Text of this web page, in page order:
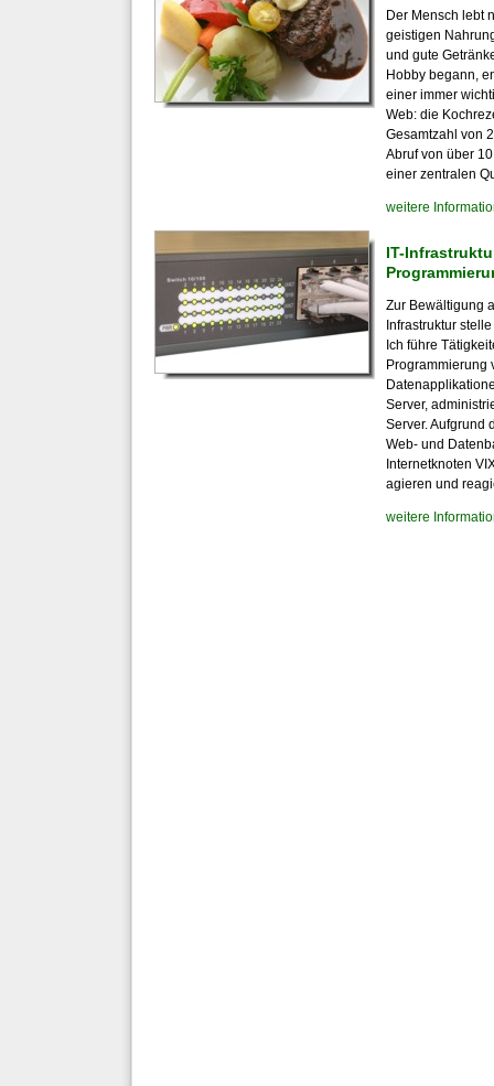
Der Mensch lebt
geistigen
und gute
Hobby begann,
einer immer
Web: die
Gesamtzahl von
Abruf von über
einer zentralen
weitere
IT-
Zur Bewältigung
Infrastruktur
Ich führe
Programmierung
Server,
Server. Aufgrund
Web- und
Internetknoten
agieren und
weitere